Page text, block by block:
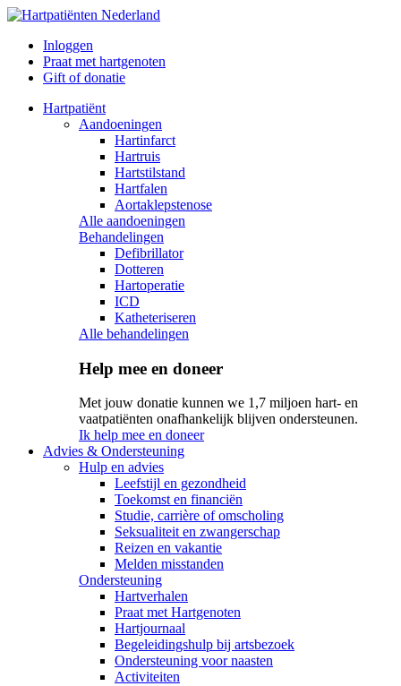
Inloggen
Praat met hartgenoten
Gift of donatie
Hartpatiënt
Aandoeningen
Hartinfarct
Hartruis
Hartstilstand
Hartfalen
Aortaklepstenose
Alle aandoeningen
Behandelingen
Defibrillator
Dotteren
Hartoperatie
ICD
Katheteriseren
Alle behandelingen
Help mee en doneer
Met jouw donatie kunnen we 1,7 miljoen hart- en
vaatpatiënten onafhankelijk blijven ondersteunen.
Ik help mee en doneer
Advies & Ondersteuning
Hulp en advies
Leefstijl en gezondheid
Toekomst en financiën
Studie, carrière of omscholing
Seksualiteit en zwangerschap
Reizen en vakantie
Melden misstanden
Ondersteuning
Hartverhalen
Praat met Hartgenoten
Hartjournaal
Begeleidingshulp bij artsbezoek
Ondersteuning voor naasten
Activiteiten